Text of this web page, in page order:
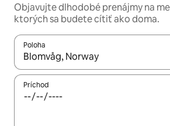
Objavujte dlhodobé prenájmy na
ktorých sa budete cítiť ako doma.
Poloha
Keď budú výsledky k dispozícii,
Príchod